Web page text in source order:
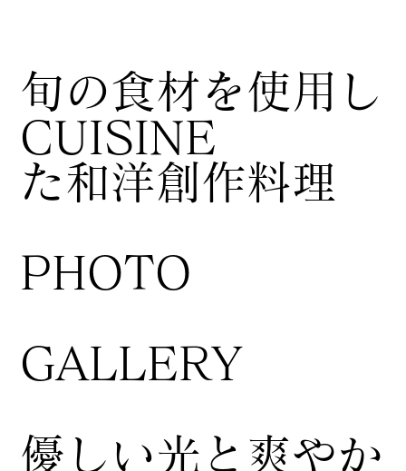
CUISINE
​旬の食材を使用し
た和洋創作料理
​PHOTO
GALLERY
​優しい光と爽やか